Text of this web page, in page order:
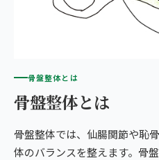
骨盤整体とは
骨盤整体とは
骨盤整体では、仙腸関節や恥
体のバランスを整えます。骨